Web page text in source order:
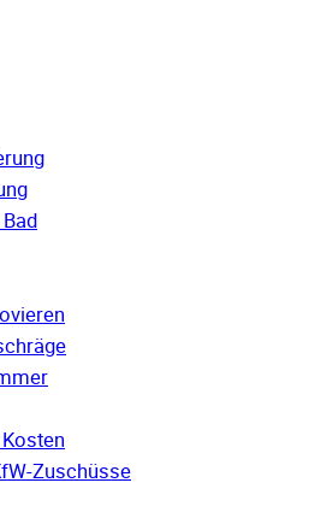
Zuschüsse